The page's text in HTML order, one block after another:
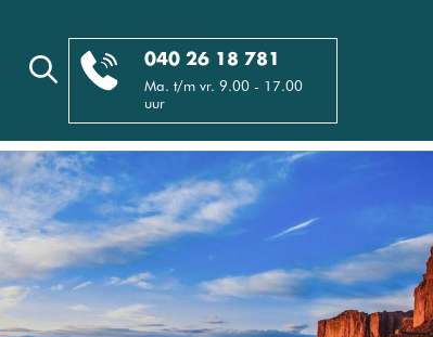
040 26 18 781
Ma. t/m vr. 9.00 - 17.00
uur